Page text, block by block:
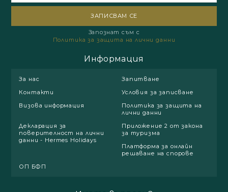
Запознат съм с
Политика за защита на лични данни
Информация
За нас
Запитване
Контакти
Условия за записване
Визова информация
Политика за защита на
лични данни
Декларация за
поверителност на лични
данни - Hermes Holidays
Приложение 2 от закона
за туризма
Платформа за онлайн
решаване на спорове
ОП БФП